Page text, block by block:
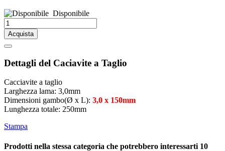
Disponibile
Acquista
Dettagli del Caciavite a Taglio
Cacciavite a taglio
Larghezza lama: 3,0mm
Dimensioni gambo(Ø x L): 3,0 x 150mm
Lunghezza totale: 250mm
Stampa
Prodotti nella stessa categoria che potrebbero interessarti 10